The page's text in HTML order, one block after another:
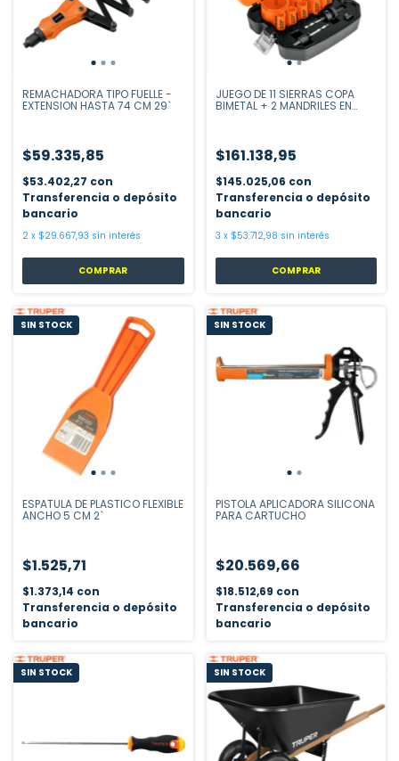
REMACHADORA TIPO FUELLE -
EXTENSION HASTA 74 CM 29`
$59.335,85
$53.402,27 con
Transferencia o depósito
bancario
2 x $29.667,93 sin interés
JUEGO DE 11 SIERRAS COPA
BIMETAL + 2 MANDRILES EN
$161.138,95
$145.025,06 con
Transferencia o depósito
bancario
3 x $53.712,98 sin interés
SIN STOCK
ESPATULA DE PLASTICO FLEXIBLE
ANCHO 5 CM 2`
$1.525,71
$1.373,14 con
Transferencia o depósito
bancario
SIN STOCK
PISTOLA APLICADORA SILICONA
PARA CARTUCHO
$20.569,66
$18.512,69 con
Transferencia o depósito
bancario
SIN STOCK SIN STOCK